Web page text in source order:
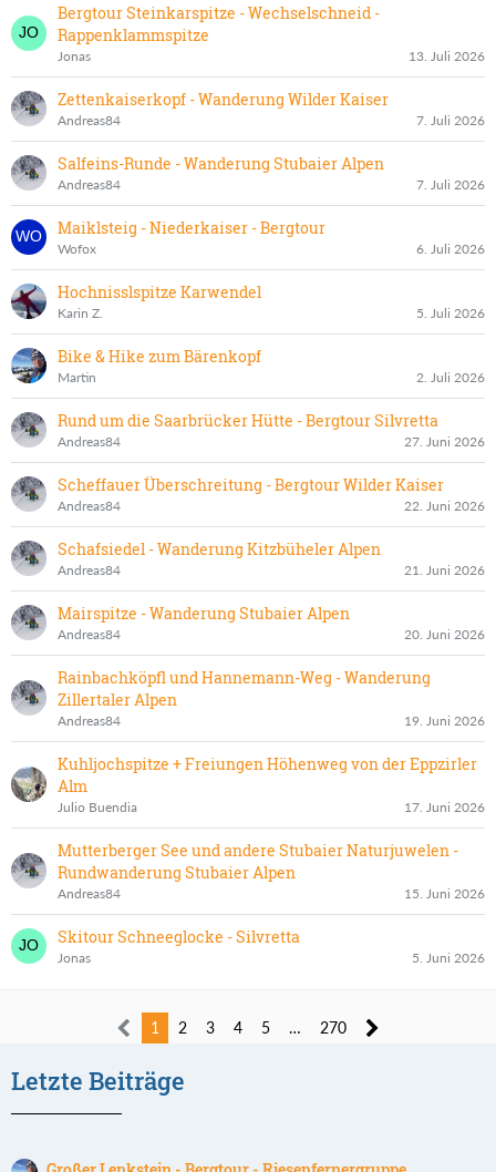
Bergtour Steinkarspitze - Wechselschneid -
Rappenklammspitze
Jonas 13. Juli 2026
Zettenkaiserkopf - Wanderung Wilder Kaiser
Andreas84 7. Juli 2026
Salfeins-Runde - Wanderung Stubaier Alpen
Andreas84 7. Juli 2026
Maiklsteig - Niederkaiser - Bergtour
Wofox 6. Juli 2026
Hochnisslspitze Karwendel
Karin Z. 5. Juli 2026
Bike & Hike zum Bärenkopf
Martin 2. Juli 2026
Rund um die Saarbrücker Hütte - Bergtour Silvretta
Andreas84 27. Juni 2026
Scheffauer Überschreitung - Bergtour Wilder Kaiser
Andreas84 22. Juni 2026
Schafsiedel - Wanderung Kitzbüheler Alpen
Andreas84 21. Juni 2026
Mairspitze - Wanderung Stubaier Alpen
Andreas84 20. Juni 2026
Rainbachköpfl und Hannemann-Weg - Wanderung
Zillertaler Alpen
Andreas84 19. Juni 2026
Kuhljochspitze + Freiungen Höhenweg von der Eppzirler
Alm
Julio Buendia 17. Juni 2026
Mutterberger See und andere Stubaier Naturjuwelen -
Rundwanderung Stubaier Alpen
Andreas84 15. Juni 2026
Skitour Schneeglocke - Silvretta
Jonas 5. Juni 2026
1 2 3 4 5 … 270
Letzte Beiträge